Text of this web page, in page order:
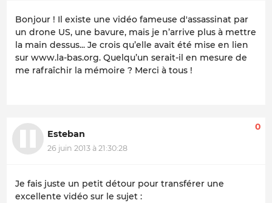
Bonjour ! Il existe une vidéo fameuse d'assassinat par
un drone US, une bavure, mais je n’arrive plus à mettre
la main dessus... Je crois qu’elle avait été mise en lien
sur www.la-bas.org. Quelqu’un serait-il en mesure de
me rafraîchir la mémoire ? Merci à tous !
Esteban
26 juin 2013 à 21:30:28
0
Je fais juste un petit détour pour transférer une
excellente vidéo sur le sujet :